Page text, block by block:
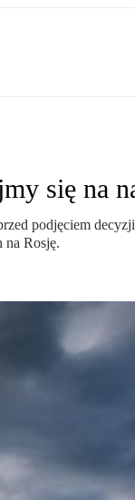
się na
podjęciem
na Rosję.